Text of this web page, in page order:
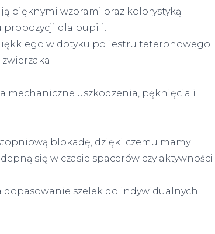
pięknymi wzorami oraz kolorystyką
propozycji dla pupili.
w dotyku poliestru teteronowego
mechaniczne uszkodzenia, pęknięcia i
blokadę, dzięki czemu mamy
się w czasie spacerów czy aktywności.
szelek do indywidualnych